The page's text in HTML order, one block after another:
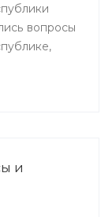
вопросы
и